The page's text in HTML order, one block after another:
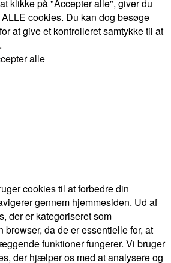
klikke på "Accepter alle", giver du
cookies. Du kan dog besøge
at give et kontrolleret samtykke til at
alle
cookies til at forbedre din
gennem hjemmesiden. Ud af
der er kategoriseret som
browser, da de er essentielle for, at
funktioner fungerer. Vi bruger
der hjælper os med at analysere og